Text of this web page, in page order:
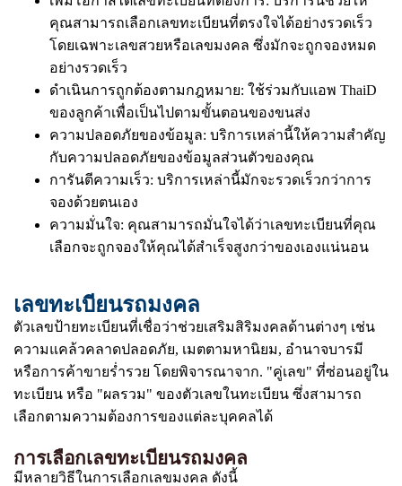
คุณสามารถเลือกเลขทะเบียนที่ตรงใจได้อย่างรวดเร็ว
โดยเฉพาะเลขสวยหรือเลขมงคล ซึ่งมักจะถูกจองหมด
อย่างรวดเร็ว
ดำเนินการถูกต้องตามกฎหมาย: ใช้ร่วมกับแอพ ThaiD
ของลูกค้าเพื่อเป็นไปตามขั้นตอนของขนส่ง
ความปลอดภัยของข้อมูล: บริการเหล่านี้ให้ความสำคัญ
กับความปลอดภัยของข้อมูลส่วนตัวของคุณ
การันตีความเร็ว: บริการเหล่านี้มักจะรวดเร็วกว่าการ
จองด้วยตนเอง
ความมั่นใจ: คุณสามารถมั่นใจได้ว่าเลขทะเบียนที่คุณ
เลือกจะถูกจองให้คุณได้สำเร็จสูงกว่าของเองแน่นอน
เลขทะเบียนรถมงคล
ตัวเลขป้ายทะเบียนที่เชื่อว่าช่วยเสริมสิริมงคลด้านต่างๆ เช่น
ความแคล้วคลาดปลอดภัย, เมตตามหานิยม, อำนาจบารมี
หรือการค้าขายร่ำรวย โดยพิจารณาจาก. "คู่เลข" ที่ซ่อนอยู่ใน
ทะเบียน หรือ "ผลรวม" ของตัวเลขในทะเบียน ซึ่งสามารถ
เลือกตามความต้องการของแต่ละบุคคลได้
การเลือกเลขทะเบียนรถมงคล
มีหลายวิธีในการเลือกเลขมงคล ดังนี้